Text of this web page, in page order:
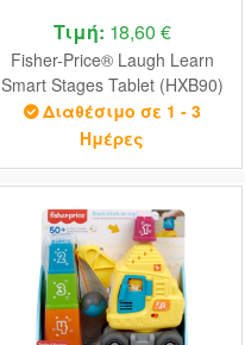
Τιμή: 18,60 €
Fisher-Price® Laugh Learn
Smart Stages Tablet (HXB90)
Διαθέσιμο σε 1 - 3
Ημέρες